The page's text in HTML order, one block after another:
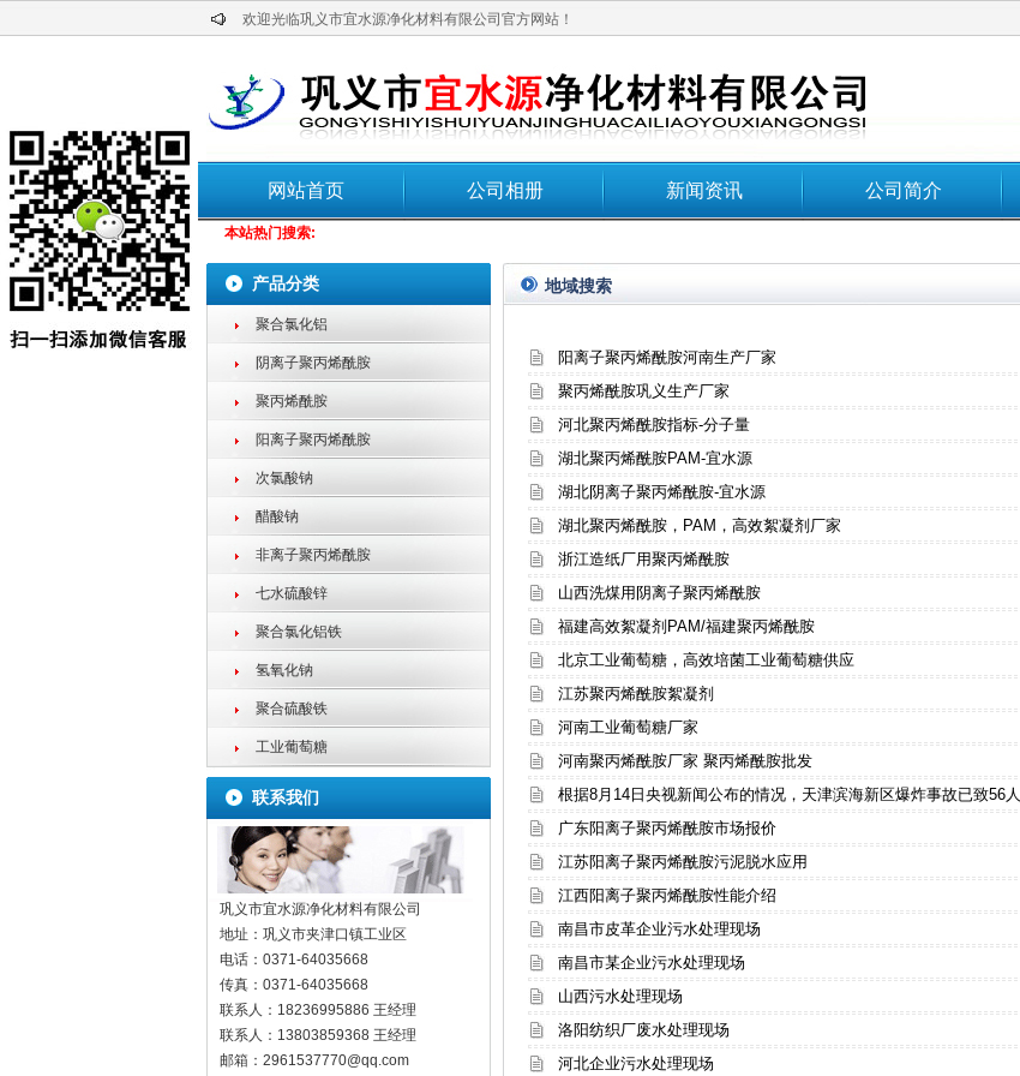
欢迎光临巩义市宜水源净化材料有限公司官方网站！
网站首页 公司相册 新闻资讯 公司简介
本站热门搜索:
产品分类
聚合氯化铝
阴离子聚丙烯酰胺
聚丙烯酰胺
阳离子聚丙烯酰胺
次氯酸钠
醋酸钠
非离子聚丙烯酰胺
七水硫酸锌
聚合氯化铝铁
氢氧化钠
聚合硫酸铁
工业葡萄糖
联系我们
巩义市宜水源净化材料有限公司
地址： 巩义市夹津口镇工业区
电话： 0371-64035668
传真： 0371-64035668
联系人： 18236995886 王经理
联系人： 13803859368 王经理
邮箱： 2961537770@qq.com
地域搜索
阳离子聚丙烯酰胺河南生产厂家
聚丙烯酰胺巩义生产厂家
河北聚丙烯酰胺指标-分子量
湖北聚丙烯酰胺PAM-宜水源
湖北阴离子聚丙烯酰胺-宜水源
湖北聚丙烯酰胺，PAM，高效絮凝剂厂家
浙江造纸厂用聚丙烯酰胺
山西洗煤用阴离子聚丙烯酰胺
福建高效絮凝剂PAM/福建聚丙烯酰胺
北京工业葡萄糖，高效培菌工业葡萄糖供应
江苏聚丙烯酰胺絮凝剂
河南工业葡萄糖厂家
河南聚丙烯酰胺厂家 聚丙烯酰胺批发
根据8月14日央视新闻公布的情况，天津滨海新区爆炸事故已致56人
广东阳离子聚丙烯酰胺市场报价
江苏阳离子聚丙烯酰胺污泥脱水应用
江西阳离子聚丙烯酰胺性能介绍
南昌市皮革企业污水处理现场
南昌市某企业污水处理现场
山西污水处理现场
洛阳纺织厂废水处理现场
河北企业污水处理现场